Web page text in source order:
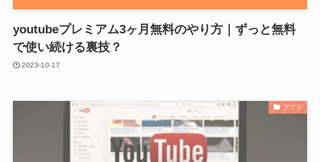
youtubeプレミアム3ヶ月無料のやり方｜ずっと無料
で使い続ける裏技？
2023-10-17
アプリ